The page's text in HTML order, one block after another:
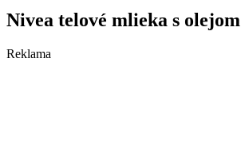
Nivea telové mlieka s olejom
Reklama